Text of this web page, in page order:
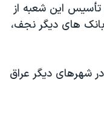
اين شعبه از
های ديگر نجف،
شهرهای ديگر عراق